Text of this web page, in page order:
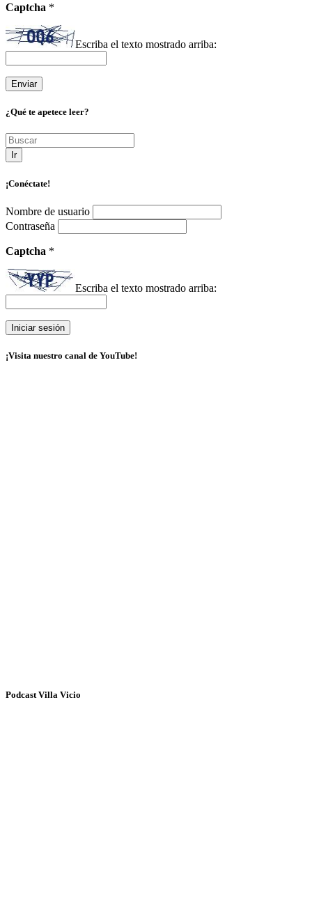
Captcha *
Escriba el texto mostrado arriba:
¿Qué te apetece leer?
Ir
¡Conéctate!
Nombre de usuario
Contraseña
Captcha *
Escriba el texto mostrado arriba:
¡Visita nuestro canal de YouTube!
Podcast Villa Vicio